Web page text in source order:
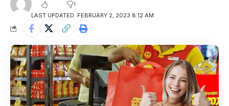
LAST UPDATED: FEBRUARY 2, 2023 8:12 AM
1